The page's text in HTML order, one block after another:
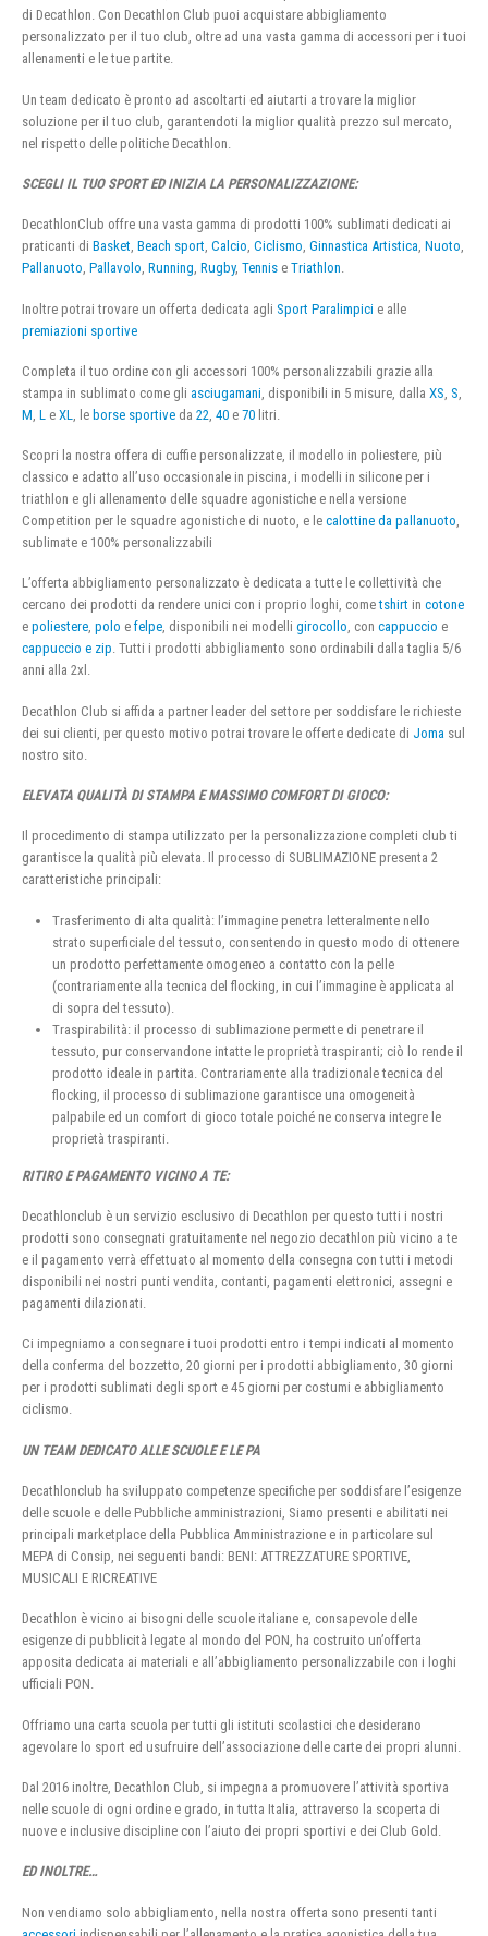
di Decathlon. Con Decathlon Club puoi acquistare abbigliamento
personalizzato per il tuo club, oltre ad una vasta gamma di accessori per i tuoi
allenamenti e le tue partite.
Un team dedicato è pronto ad ascoltarti ed aiutarti a trovare la miglior
soluzione per il tuo club, garantendoti la miglior qualità prezzo sul mercato,
nel rispetto delle politiche Decathlon.
SCEGLI IL TUO SPORT ED INIZIA LA PERSONALIZZAZIONE:
DecathlonClub offre una vasta gamma di prodotti 100% sublimati dedicati ai
praticanti di Basket, Beach sport, Calcio, Ciclismo, Ginnastica Artistica, Nuoto,
Pallanuoto, Pallavolo, Running, Rugby, Tennis e Triathlon.
Inoltre potrai trovare un offerta dedicata agli Sport Paralimpici e alle
premiazioni sportive
Completa il tuo ordine con gli accessori 100% personalizzabili grazie alla
stampa in sublimato come gli asciugamani , disponibili in 5 misure, dalla XS S
M L e XL , le borse sportive da 22 40 e 70 litri.
Scopri la nostra offera di cuffie personalizzate, il modello in poliestere, più
classico e adatto all’uso occasionale in piscina, i modelli in silicone per i
triathlon e gli allenamento delle squadre agonistiche e nella versione
Competition per le squadre agonistiche di nuoto, e le calottine da pallanuoto,
sublimate e 100% personalizzabili
L’offerta abbigliamento personalizzato è dedicata a tutte le collettività che
cercano dei prodotti da rendere unici con i proprio loghi, cometshirt in cotone
e poliestere, polo e felpe, disponibili nei modelli girocollo, con cappuccio e
cappuccio e zip. Tutti i prodotti abbigliamento sono ordinabili dalla taglia 5/6
anni alla 2xl.
Decathlon Club si affida a partner leader del settore per soddisfare le richieste
dei sui clienti, per questo motivo potrai trovare le offerte dedicate di Joma sul
nostro sito.
ELEVATA QUALITÀ DI STAMPA E MASSIMO COMFORT DI GIOCO:
Il procedimento di stampa utilizzato per la personalizzazione completi club ti
garantisce la qualità più elevata. Il processo di SUBLIMAZIONE presenta 2
caratteristiche principali:
Trasferimento di alta qualità: l’immagine penetra letteralmente nello
strato superficiale del tessuto, consentendo in questo modo di ottenere
un prodotto perfettamente omogeneo a contatto con la pelle
(contrariamente alla tecnica del flocking, in cui l’immagine è applicata al
di sopra del tessuto).
Traspirabilità: il processo di sublimazione permette di penetrare il
tessuto, pur conservandone intatte le proprietà traspiranti; ciò lo rende il
prodotto ideale in partita. Contrariamente alla tradizionale tecnica del
flocking, il processo di sublimazione garantisce una omogeneità
palpabile ed un comfort di gioco totale poiché ne conserva integre le
proprietà traspiranti.
RITIRO E PAGAMENTO VICINO A TE:
Decathlonclub è un servizio esclusivo di Decathlon per questo tutti i nostri
prodotti sono consegnati gratuitamente nel negozio decathlon più vicino a te
e il pagamento verrà effettuato al momento della consegna con tutti i metodi
disponibili nei nostri punti vendita, contanti, pagamenti elettronici, assegni e
pagamenti dilazionati.
Ci impegniamo a consegnare i tuoi prodotti entro i tempi indicati al momento
della conferma del bozzetto, 20 giorni per i prodotti abbigliamento, 30 giorni
per i prodotti sublimati degli sport e 45 giorni per costumi e abbigliamento
ciclismo.
UN TEAM DEDICATO ALLE SCUOLE E LE PA
Decathlonclub ha sviluppato competenze specifiche per soddisfare l’esigenze
delle scuole e delle Pubbliche amministrazioni, Siamo presenti e abilitati nei
principali marketplace della Pubblica Amministrazione e in particolare sul
MEPA di Consip, nei seguenti bandi: BENI: ATTREZZATURE SPORTIVE,
MUSICALI E RICREATIVE
Decathlon è vicino ai bisogni delle scuole italiane e, consapevole delle
esigenze di pubblicità legate al mondo del PON, ha costruito un’offerta
apposita dedicata ai materiali e all’abbigliamento personalizzabile con i loghi
ufficiali PON.
Offriamo una carta scuola per tutti gli istituti scolastici che desiderano
agevolare lo sport ed usufruire dell’associazione delle carte dei propri alunni.
Dal 2016 inoltre, Decathlon Club, si impegna a promuovere l’attività sportiva
nelle scuole di ogni ordine e grado, in tutta Italia, attraverso la scoperta di
nuove e inclusive discipline con l’aiuto dei propri sportivi e dei Club Gold.
ED INOLTRE…
Non vendiamo solo abbigliamento, nella nostra offerta sono presenti tanti